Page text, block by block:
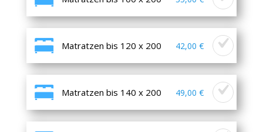
Matratzen bis 120 x 200 42,00 €
Matratzen bis 140 x 200 49,00 €